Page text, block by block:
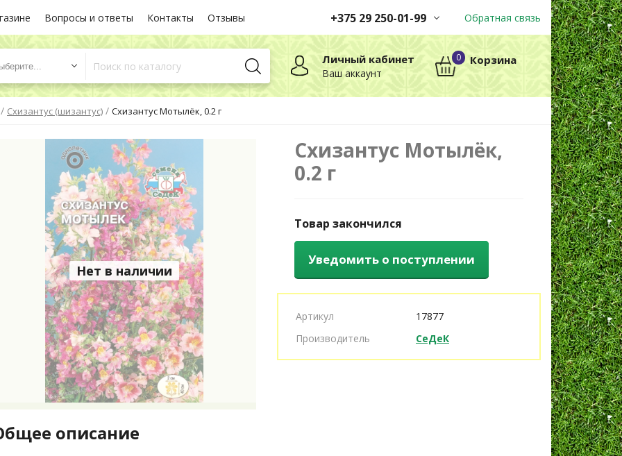
Вопросы и ответы Контакты Отзывы +375 29 250-01-99
автоматически через корзину
круглосуточно без выходных
Обратная связь
Личный кабинет
Ваш аккаунт
0 Корзина
/ Схизантус (шизантус) / Схизантус Мотылёк, 0.2 г
Нет в наличии
Схизантус Мотылёк,
0.2 г
Товар закончился
Уведомить о поступлении
Артикул
17877
Производитель
СеДеК
описание